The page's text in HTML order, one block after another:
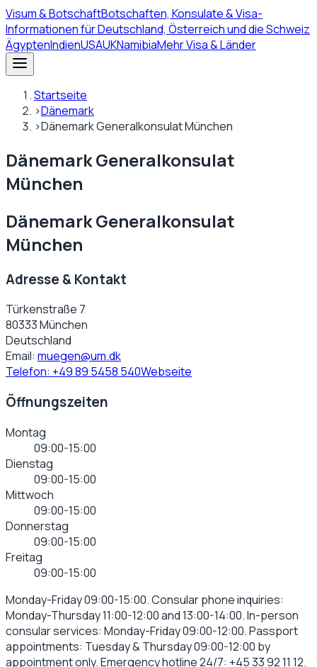
Visum& BotschaftBotschaften, Konsulate & Visa-
Informationen für Deutschland, Österreich und die Schweiz
ÄgyptenIndienUSAUKNamibiaMehr Visa & Länder
Startseite
›Dänemark
›Dänemark Generalkonsulat München
Dänemark Generalkonsulat
München
Dänemark Generalkonsulat
München
Adresse & Kontakt
Türkenstraße 7
80333 München
Deutschland
Email: muegen@um.dk
Telefon: +49 89 5458 540Webseite
Öffnungszeiten
Montag
09:00-15:00
Dienstag
09:00-15:00
Mittwoch
09:00-15:00
Donnerstag
09:00-15:00
Freitag
09:00-15:00
Monday-Friday 09:00-15:00. Consular phone inquiries:
Monday-Thursday 11:00-12:00 and 13:00-14:00. In-person
consular services: Monday-Friday 09:00-12:00. Passport
appointments: Tuesday & Thursday 09:00-12:00 by
appointment only. Emergency hotline 24/7: +45 33 92 11 12.